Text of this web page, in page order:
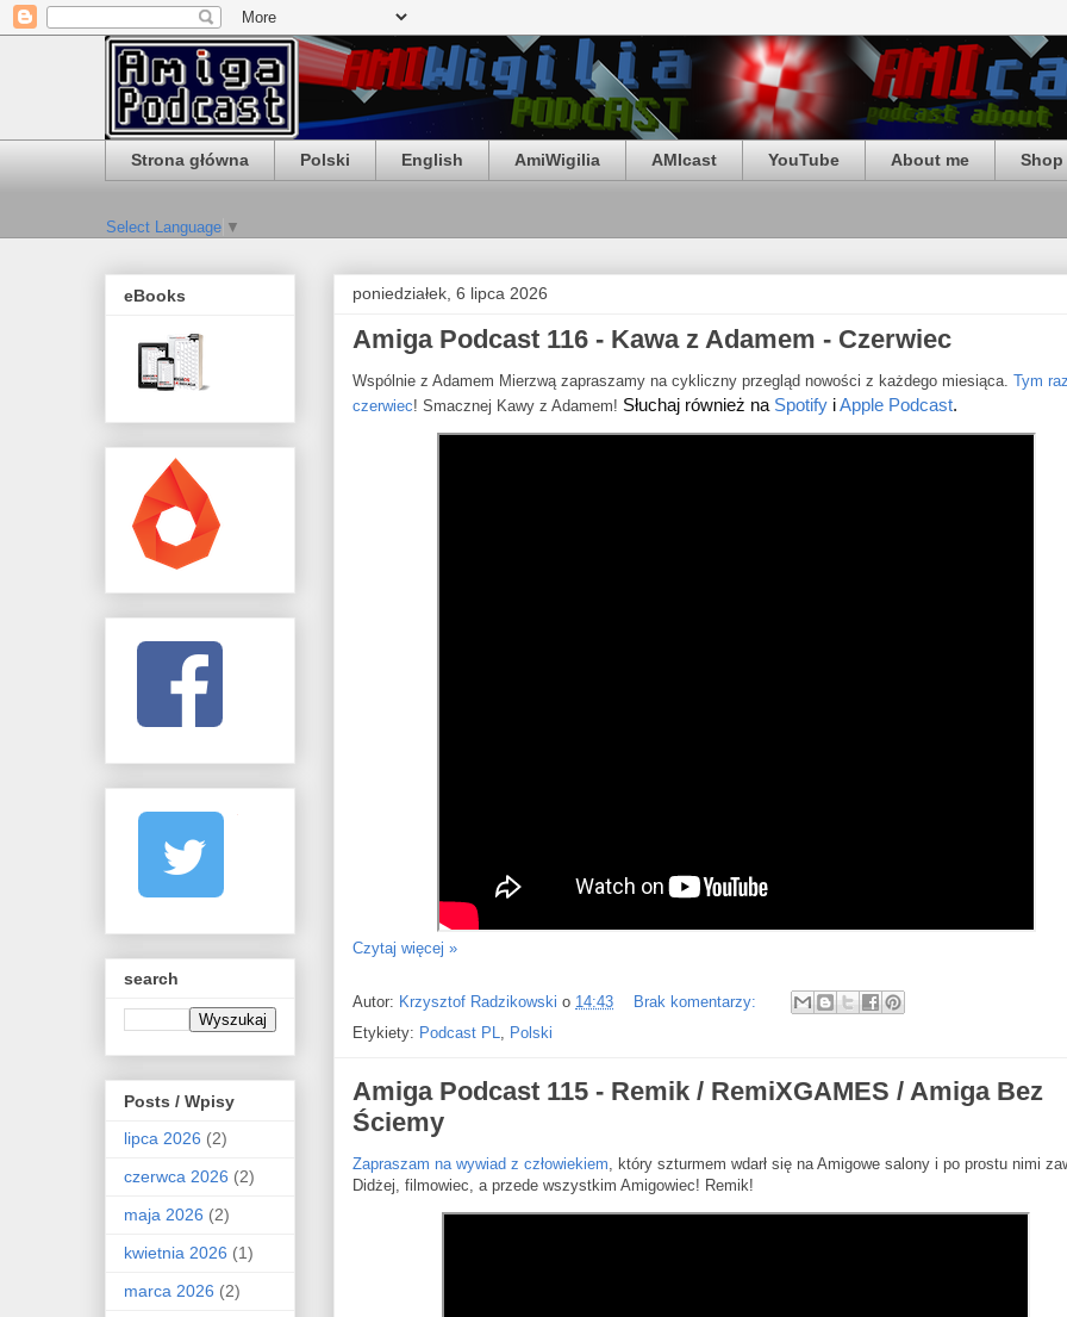
Strona główna Polski English AmiWigilia AMIcast YouTube About me Shop
Select Language ▼
poniedziałek, 6 lipca 2026
Amiga Podcast 116 - Kawa z Adamem - Czerwiec
Wspólnie z Adamem Mierzwą zapraszamy na cykliczny przegląd nowości z każdego miesiąca. Tym
czerwiec! Smacznej Kawy z Adamem! Słuchaj również na Spotify i Apple Podcast.
Czytaj więcej »
Autor: Krzysztof Radzikowski o 14:43
Brak komentarzy:
Etykiety: Podcast PL, Polski
Amiga Podcast 115 - Remik / RemiXGAMES / Amiga Bez
Ściemy
Zapraszam na wywiad z człowiekiem, który szturmem wdarł się na Amigowe salony i po prostu nimi
Didżej, filmowiec, a przede wszystkim Amigowiec! Remik!
eBooks
search
Posts / Wpisy
lipca 2026 (2)
czerwca 2026 (2)
maja 2026 (2)
kwietnia 2026 (1)
marca 2026 (2)